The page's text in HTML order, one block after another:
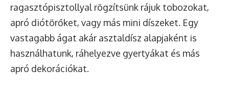
ragasztópisztollyal rögzítsünk rájuk tobozokat,
apró diótörőket, vagy más mini díszeket. Egy
vastagabb ágat akár asztaldísz alapjaként is
használhatunk, ráhelyezve gyertyákat és más
apró dekorációkat.